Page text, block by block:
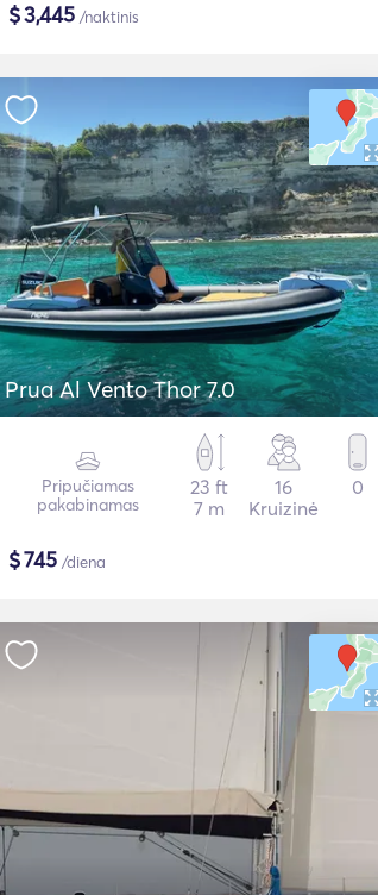
$3,445 /naktinis
Prua Al Vento Thor 7.0
Pripučiamas
pakabinamas
23 ft
7 m
16
Kruizinė
0
$745 /diena